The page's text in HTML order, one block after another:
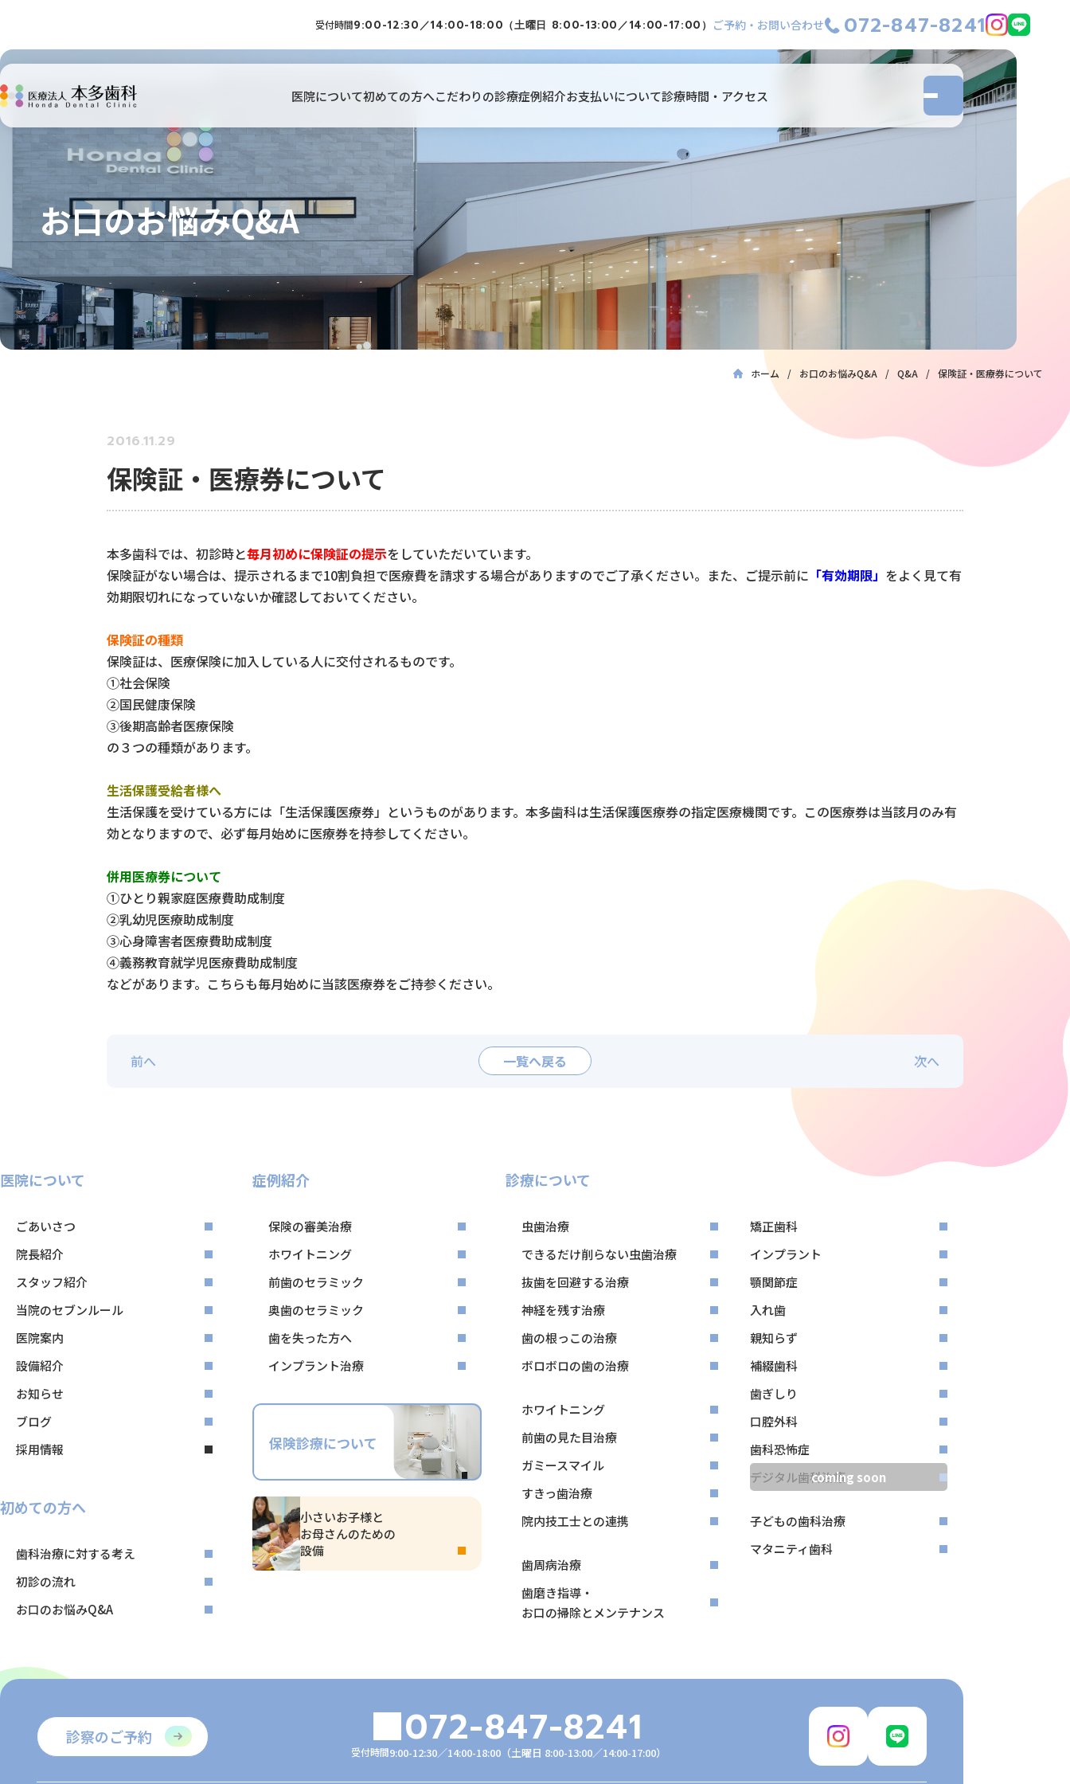
受付時間9:00-12:30／14:00-18:00（土曜日 8:00-13:00／14:00-17:00） ご予約・お問い合わせ 072-847-8241
医院について初めての方へこだわりの診療症例紹介お支払いについて診療時間・アクセス
お口のお悩みQ&A
ホーム お口のお悩みQ&A Q&A 保険証・医療券について
2016.11.29
保険証・医療券について
本多歯科では、初診時と毎月初めに保険証の提示をしていただいています。
保険証がない場合は、提示されるまで10割負担で医療費を請求する場合がありますのでご了承ください。また、ご提示前に 「有効期限」 をよく見て有
効期限切れになっていないか確認しておいてください。
保険証の種類
保険証は、医療保険に加入している人に交付されるものです。
①社会保険
②国民健康保険
③後期高齢者医療保険
の３つの種類があります。
生活保護受給者様へ
生活保護を受けている方には「生活保護医療券」というものがあります。本多歯科は生活保護医療券の指定医療機関です。この医療券は当該月のみ有
効となりますので、必ず毎月始めに医療券を持参してください。
併用医療券について
①ひとり親家庭医療費助成制度
②乳幼児医療助成制度
③心身障害者医療費助成制度
④義務教育就学児医療費助成制度
などがあります。こちらも毎月始めに当該医療券をご持参ください。
前へ 一覧へ戻る 次へ
医院について
ごあいさつ
院長紹介
スタッフ紹介
当院のセブンルール
医院案内
設備紹介
お知らせ
ブログ
採用情報
初めての方へ
歯科治療に対する考え
初診の流れ
お口のお悩みQ&A
症例紹介
保険の審美治療
ホワイトニング
前歯のセラミック
奥歯のセラミック
歯を失った方へ
インプラント治療
小さいお子様と
お母さんのための
設備
診療について
虫歯治療
できるだけ削らない虫歯治療
抜歯を回避する治療
神経を残す治療
歯の根っこの治療
ボロボロの歯の治療
ホワイトニング
前歯の見た目治療
ガミースマイル
すきっ歯治療
院内技工士との連携
歯周病治療
歯磨き指導・
お口の掃除とメンテナンス
矯正歯科
インプラント
顎関節症
入れ歯
親知らず
補綴歯科
歯ぎしり
口腔外科
歯科恐怖症
デジタル歯科治療
子どもの歯科治療
マタニティ歯科
診察のご予約 072-847-8241
受付時間9:00-12:30／14:00-18:00（土曜日 8:00-13:00／14:00-17:00）